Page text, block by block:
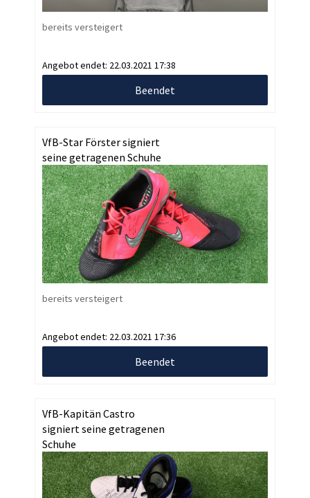
bereits versteigert
Angebot endet: 22.03.2021 17:38
Beendet
VfB-Star Förster signiert
seine getragenen Schuhe
bereits versteigert
Angebot endet: 22.03.2021 17:36
Beendet
VfB-Kapitän Castro
signiert seine getragenen
Schuhe